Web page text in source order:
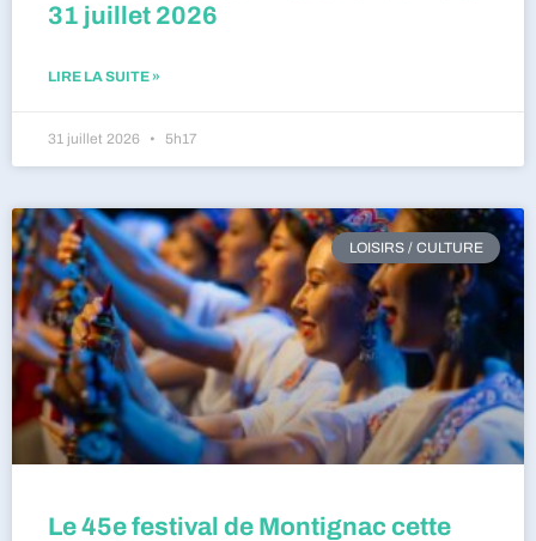
31 juillet 2026
LIRE LA SUITE »
31 juillet 2026 5h17
LOISIRS / CULTURE
Le 45e festival de Montignac cette